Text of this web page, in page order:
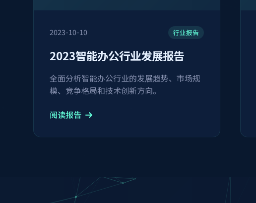
2023-10-10 行业报告
2023智能办公行业发展报告
全面分析智能办公行业的发展趋势、市场规
模、竞争格局和技术创新方向。
阅读报告